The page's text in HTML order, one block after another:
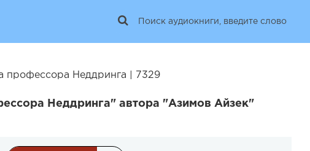
профессора Неддринга | 7329
Неддринга" автора "Азимов Айзек"